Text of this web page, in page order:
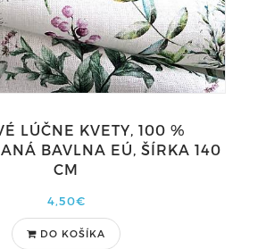
LÚČNE KVETY, 100 %
BAVLNA EÚ, ŠÍRKA 140
CM
4,50€
DO KOŠÍKA